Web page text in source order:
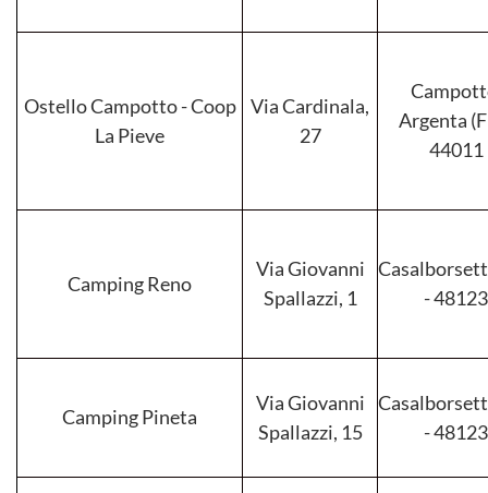
Ostello Campotto - Coop
La Pieve
Via Cardinala,
27
Argenta
44011
Camping Reno
Via Giovanni
Spallazzi, 1
- 48123
Camping Pineta
Via Giovanni
Spallazzi, 15
- 48123